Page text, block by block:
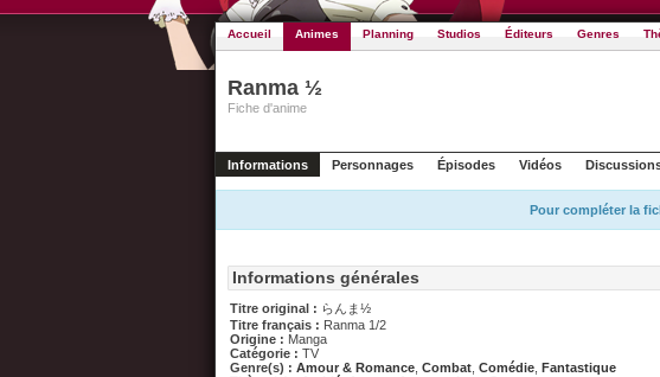
Accueil Animes Planning Studios Éditeurs Genres
Ranma ½
Fiche d'anime
Informations Personnages Épisodes Vidéos
Pour compléter la
Informations générales
Titre original : らんま½
Titre français : Ranma 1/2
Origine : Manga
Catégorie : TV
Genre(s) : Amour & Romance Combat Comédie Fantastique